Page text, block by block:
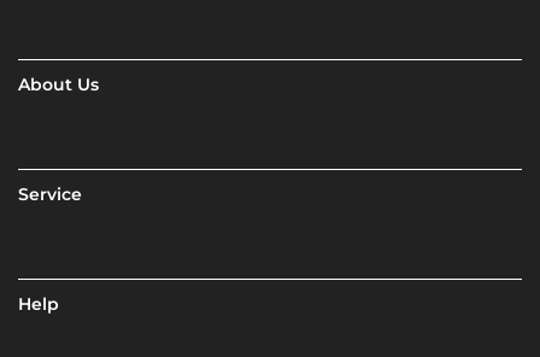
About Us
Service
Help